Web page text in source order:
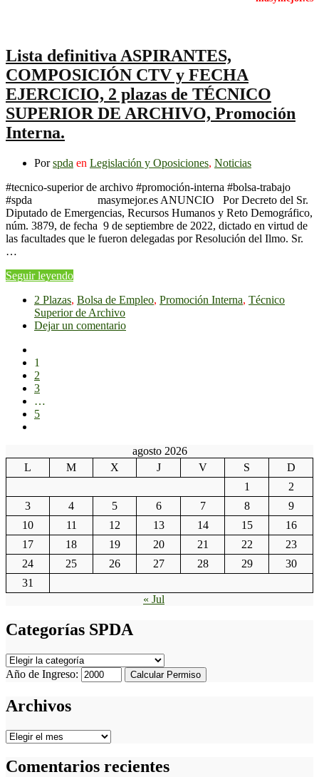
Lista definitiva ASPIRANTES,
COMPOSICIÓN CTV y FECHA
EJERCICIO, 2 plazas de TÉCNICO
SUPERIOR DE ARCHIVO, Promoción
Interna.
Porspda en Legislación y Oposiciones, Noticias
#tecnico-superior de archivo #promoción-interna #bolsa-trabajo
#spda masymejor.es ANUNCIO Por Decreto del Sr.
Diputado de Emergencias, Recursos Humanos y Reto Demográfico,
núm. 3879, de fecha 9 de septiembre de 2022, dictado en virtud de
las facultades que le fueron delegadas por Resolución del Ilmo. Sr.
…
Seguir leyendo
2 Plazas, Bolsa de Empleo, Promoción Interna, Técnico
Superior de Archivo
Dejar un comentario
1
2
3
…
5
agosto 2026
L
M X J V S
D
1
2
3
4 5 6 7 8
9
10
11 12 13 14 15
16
17
18 19 20 21 22
23
24
25 26 27 28 29
30
31
« Jul
Categorías SPDA
Categorías
SPDA
Año de Ingreso: Calcular Permiso
Archivos
Archivos
Comentarios recientes